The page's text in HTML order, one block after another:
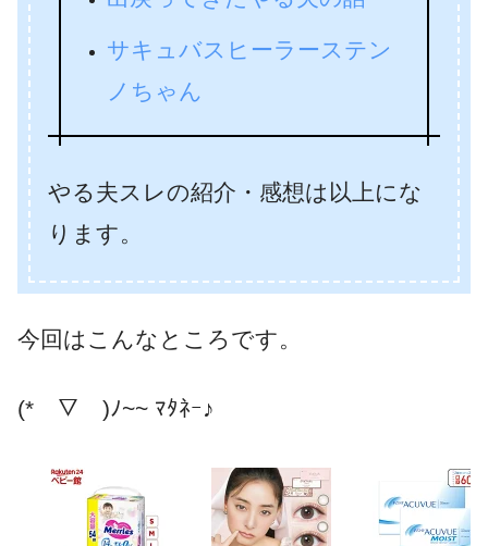
サキュバスヒーラーステン
ノちゃん
やる夫スレの紹介・感想は以上にな
ります。
今回はこんなところです。
(*￣▽￣)ﾉ~~ ﾏﾀﾈｰ♪